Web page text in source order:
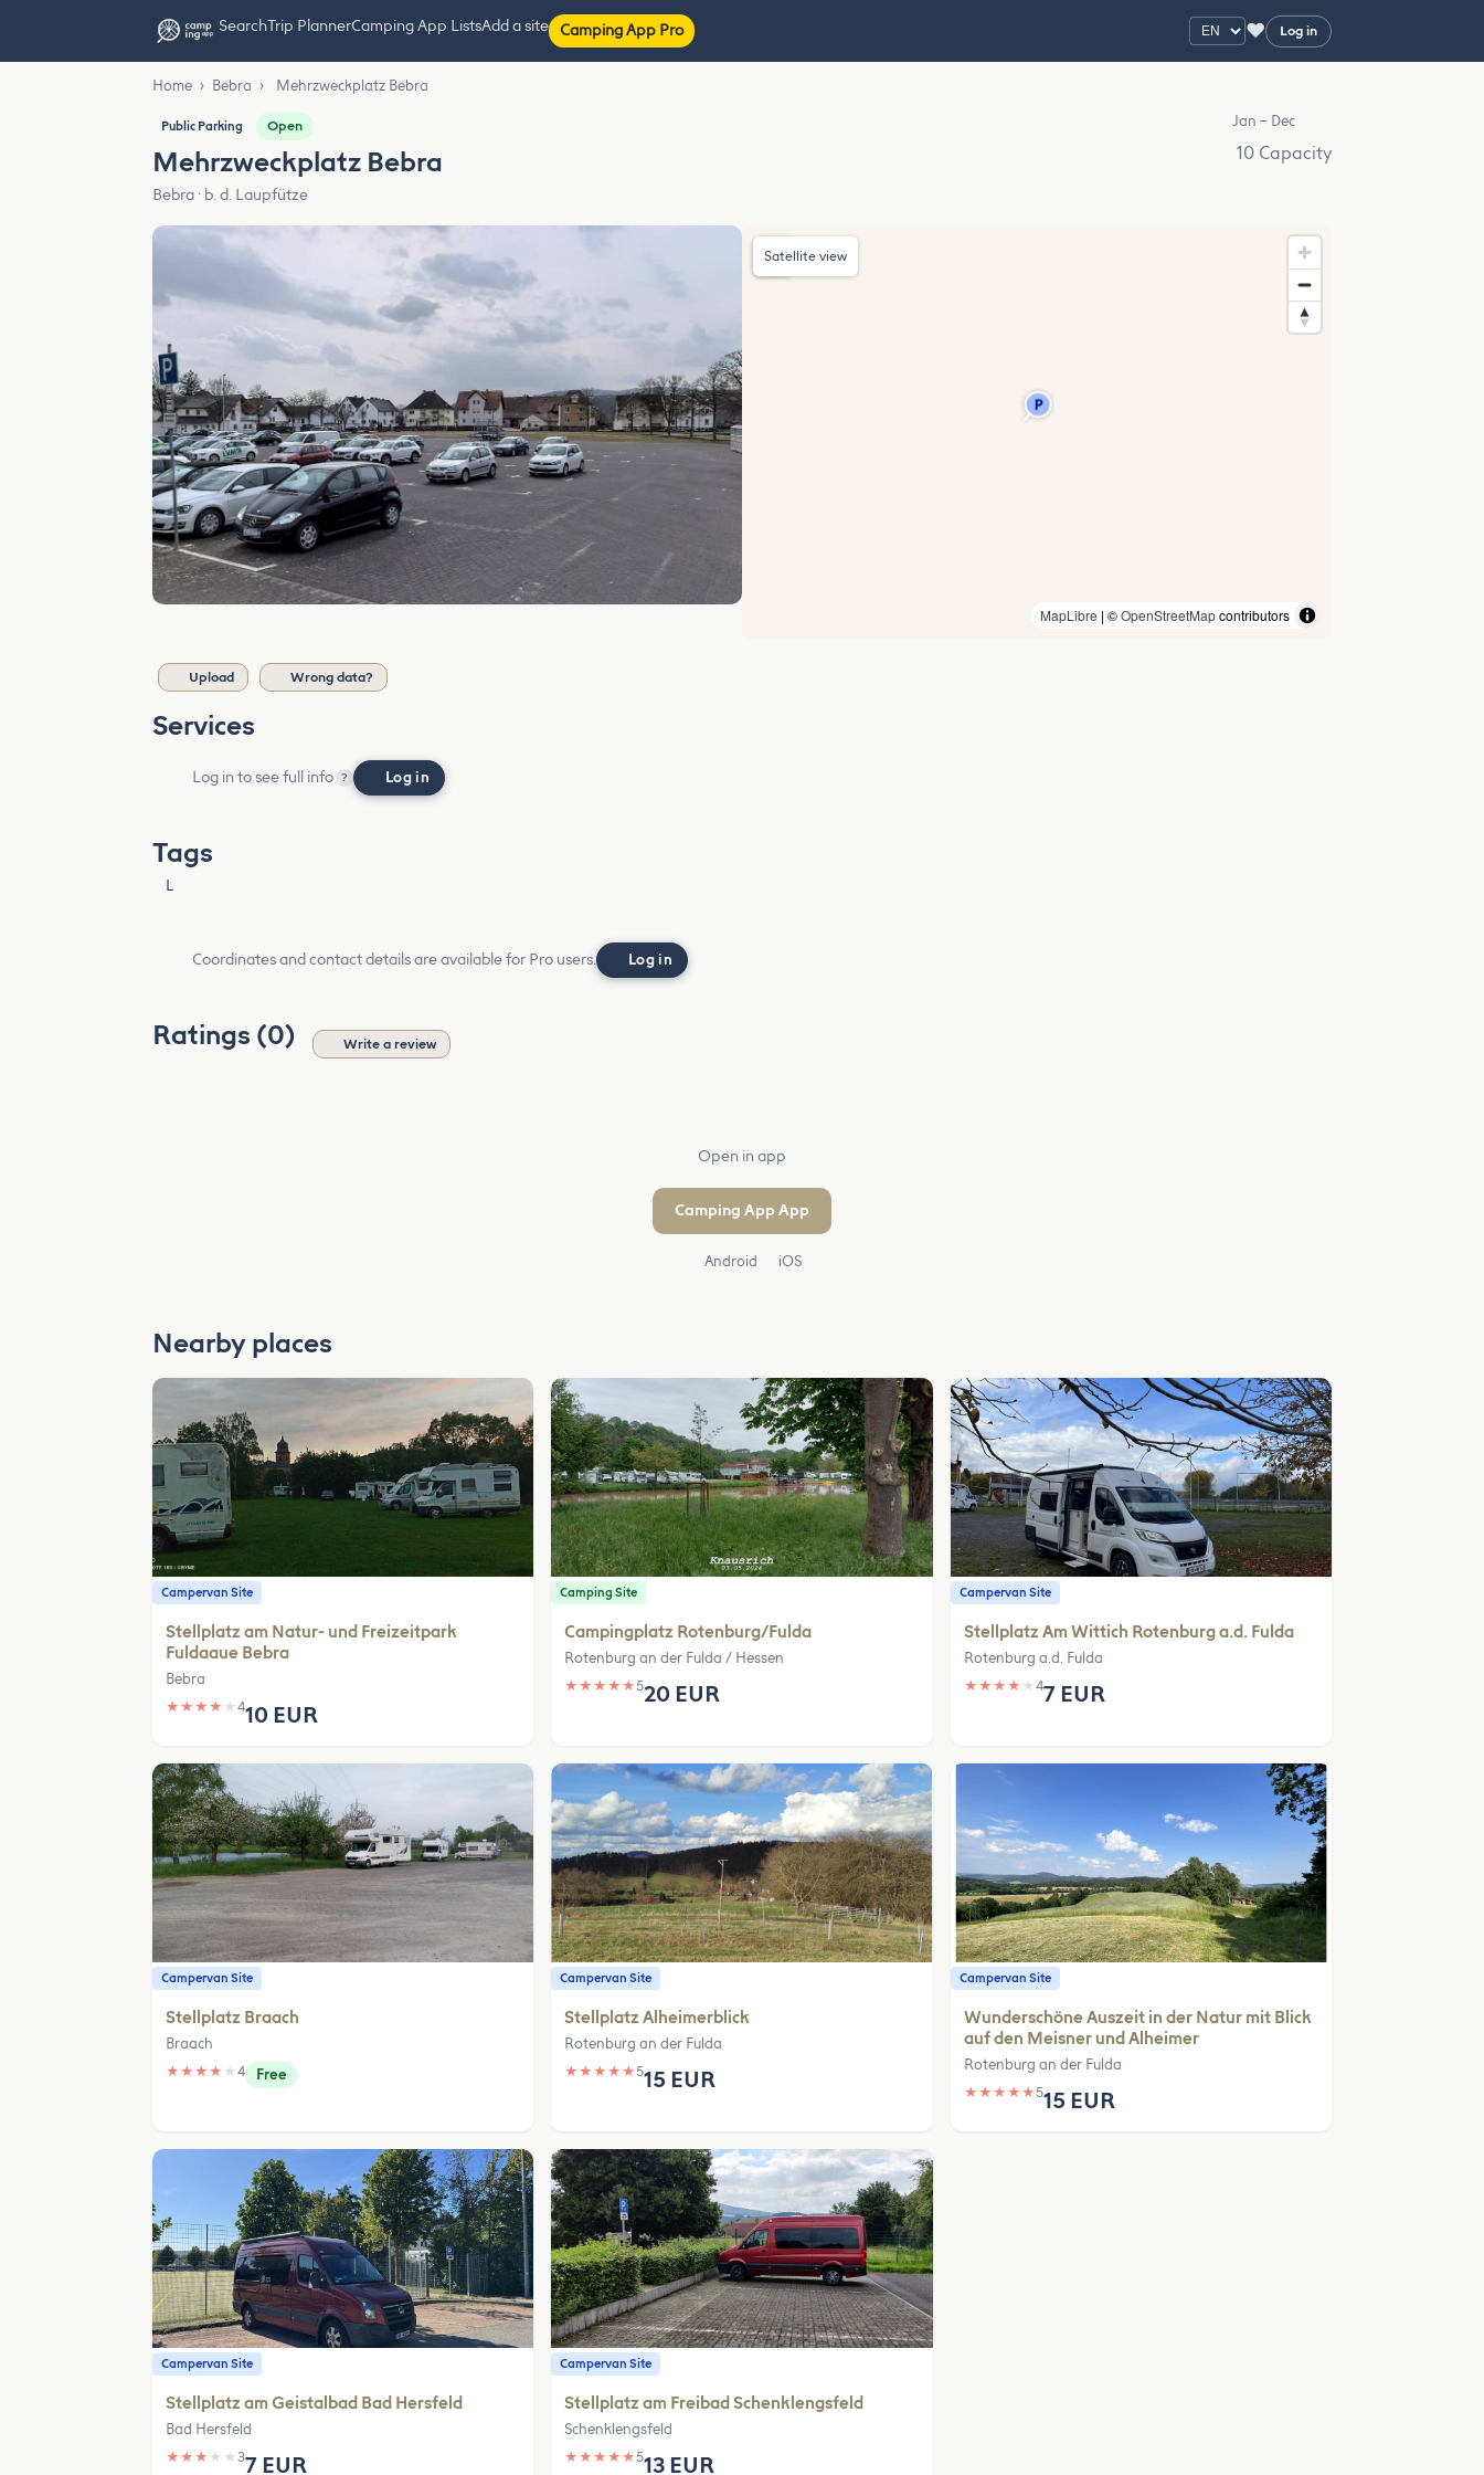
SearchTrip PlannerCamping App ListsAdd a site Camping App Pro ♥ Log in
Home › Bebra › Mehrzweckplatz Bebra
Public Parking Open
Mehrzweckplatz Bebra
Bebra · b. d. Laupfütze
Jan – Dec
10 Capacity
MapLibre | ©OpenStreetMapcontributors
Satellite view
Upload Wrong data?
Services
Log in to see full info ? Log in
Tags
L
Coordinates and contact details are available for Pro users. Log in
Ratings (0) Write a review
Open in app
Camping App App
Android iOS
Nearby places
Campervan Site
Stellplatz am Natur- und Freizeitpark
Fuldaaue Bebra
Bebra
★ ★ ★ ★ ★ 410 EUR
Camping Site
Campingplatz Rotenburg/Fulda
Rotenburg an der Fulda / Hessen
★ ★ ★ ★ ★520 EUR
Campervan Site
Stellplatz Am Wittich Rotenburg a.d. Fulda
Rotenburg a.d. Fulda
★ ★ ★ ★ ★ 47 EUR
Campervan Site
Stellplatz Braach
Braach
★ ★ ★ ★ ★ 4 Free
Campervan Site
Stellplatz Alheimerblick
Rotenburg an der Fulda
★ ★ ★ ★ ★515 EUR
Campervan Site
Wunderschöne Auszeit in der Natur mit Blick
auf den Meisner und Alheimer
Rotenburg an der Fulda
★ ★ ★ ★ ★515 EUR
Campervan Site
Stellplatz am Geistalbad Bad Hersfeld
Bad Hersfeld
★ ★ ★ ★ ★ 37 EUR
Campervan Site
Stellplatz am Freibad Schenklengsfeld
Schenklengsfeld
★ ★ ★ ★ ★513 EUR